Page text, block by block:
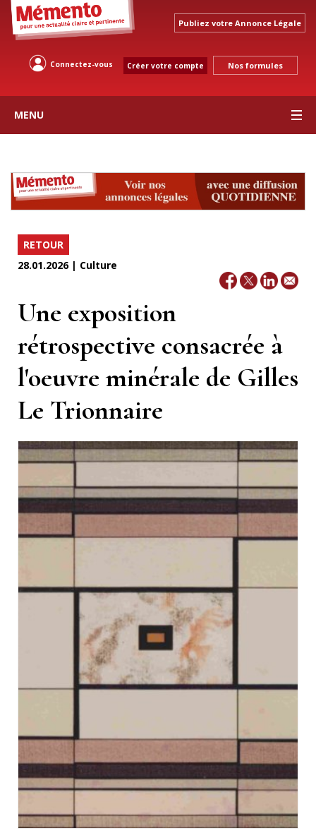
Publiez votre Annonce Légale
Connectez-vous Créer votre compte Nos formules
MENU
RETOUR
28.01.2026 | Culture
Une exposition
rétrospective consacrée à
l'oeuvre minérale de Gilles
Le Trionnaire